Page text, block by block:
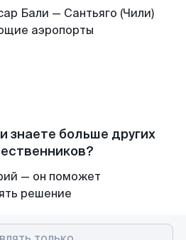
Бали — Сантьяго (Чили)
аэропорты
знаете больше других
— он поможет
решение